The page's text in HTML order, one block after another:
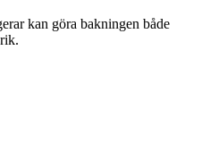
kan göra bakningen både